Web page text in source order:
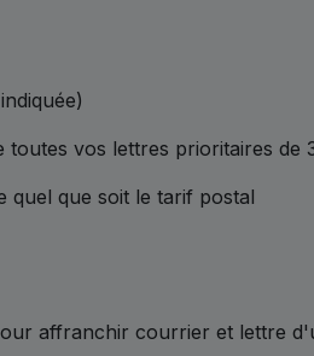
toutes vos lettres prioritaires de
quel que soit le tarif postal
affranchir courrier et lettre